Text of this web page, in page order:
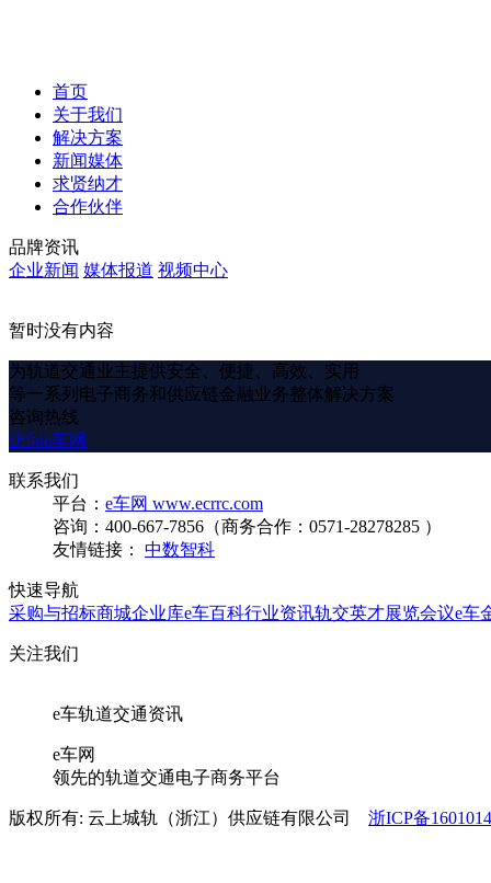
首页
关于我们
解决方案
新闻媒体
求贤纳才
合作伙伴
品牌资讯
企业新闻 媒体报道 视频中心
暂时没有内容
为轨道交通业主提供安全、便捷、高效、实用
等一系列电子商务和供应链金融业务整体解决方案
咨询热线
访问e车网
联系我们
平台： e车网 www.ecrrc.com
咨询：400-667-7856（商务合作：0571-28278285 ）
友情链接： 中数智科
快速导航
采购与招标商城企业库e车百科行业资讯轨交英才展览会议e车
关注我们
e车轨道交通资讯
e车网
领先的轨道交通电子商务平台
版权所有: 云上城轨（浙江）供应链有限公司 浙ICP备